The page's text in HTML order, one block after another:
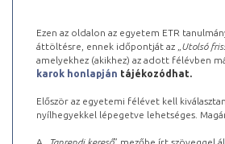
Ezen az oldalon az egyetem ETR
áttöltésre, ennek időpontját az „ Utolsó
amelyekhez (akikhez) az adott félévben
karok honlapján tájékozódhat.
Először az egyetemi félévet kell
nyílhegyekkel lépegetve lehetséges.